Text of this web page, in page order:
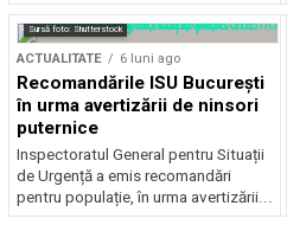
Sursă foto: Shutterstock
ACTUALITATE 6 luni ago
Recomandările ISU București
în urma avertizării de ninsori
puternice
Inspectoratul General pentru Situații
de Urgență a emis recomandări
pentru populație, în urma avertizării...